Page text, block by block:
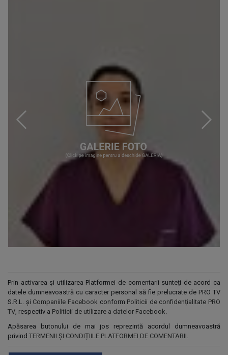
Prin activarea și utilizarea Platformei de comentarii sunteți de acord ca
datele dumneavoastră cu caracter personal să fie prelucrate de PRO TV
S.R.L. și Companiile Facebook conform Politicii de confidențialitate PRO
TV, respectiv a Politicii de utilizare a datelor Facebook.
Apăsarea butonului de mai jos reprezintă acordul dumneavoastră
privind TERMENII ȘI CONDIȚIILE PLATFORMEI DE COMENTARII.